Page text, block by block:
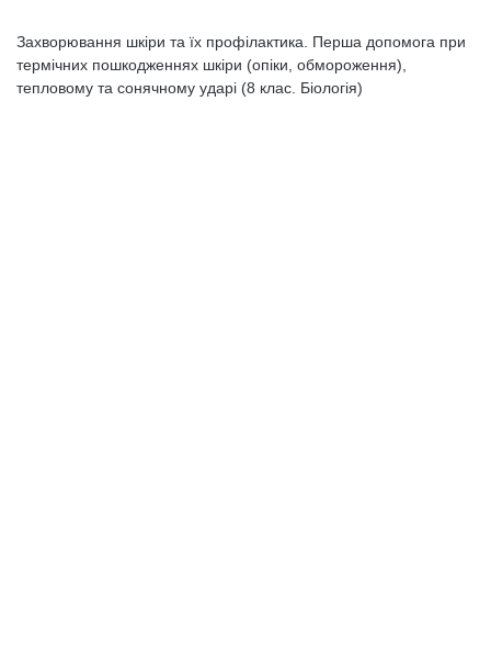
Захворювання шкіри та їх профілактика. Перша допомога при
термічних пошкодженнях шкіри (опіки, обмороження),
тепловому та сонячному ударі (8 клас. Біологія)